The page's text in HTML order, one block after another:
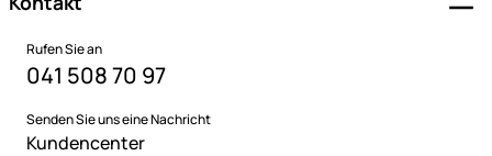
Rufen Sie an
041 508 70 97
Senden Sie uns eine Nachricht
Kundencenter